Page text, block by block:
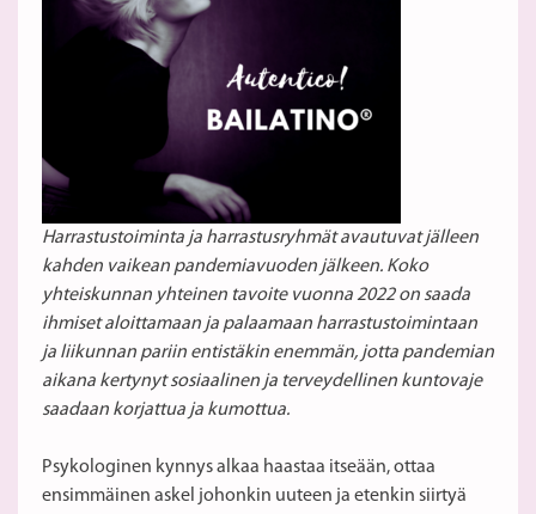
Harrastustoiminta ja harrastusryhmät avautuvat jälleen
kahden vaikean pandemiavuoden jälkeen. Koko
yhteiskunnan yhteinen tavoite vuonna 2022 on saada
ihmiset aloittamaan ja palaamaan harrastustoimintaan
ja liikunnan pariin entistäkin enemmän, jotta pandemian
aikana kertynyt sosiaalinen ja terveydellinen kuntovaje
saadaan korjattua ja kumottua.
Psykologinen kynnys alkaa haastaa itseään, ottaa
ensimmäinen askel johonkin uuteen ja etenkin siirtyä